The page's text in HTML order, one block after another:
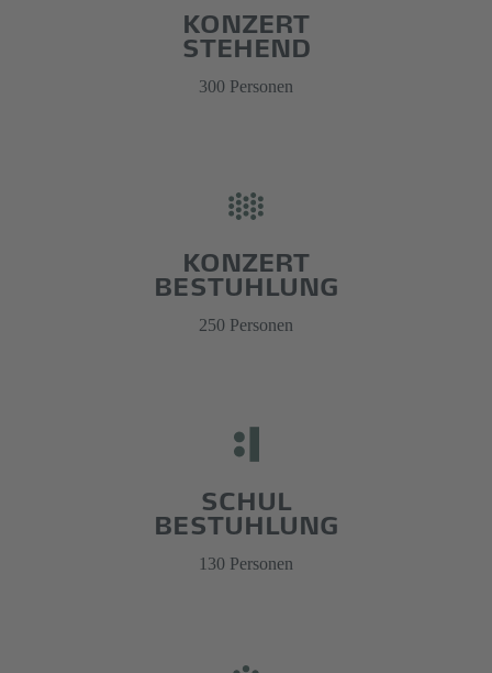
KONZERT
STEHEND
300 Personen
KONZERT
BESTUHLUNG
250 Personen
SCHUL
BESTUHLUNG
130 Personen